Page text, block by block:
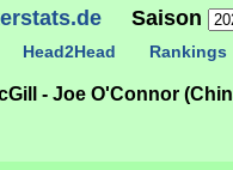
Saison
Head2Head Rankings
- Joe O'Connor